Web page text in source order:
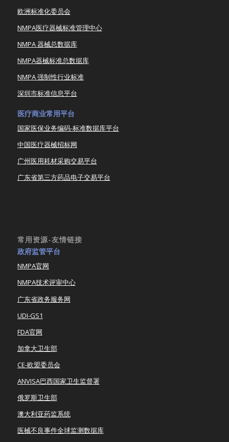
欧洲标准化委员会
NMPA医疗器械标准管理中心
NMPA 器械总数据库
NMPA器械标准总数据库
NMPA 强制性行业标准
深圳市标准信息平台
医疗商业常用平台
国家医保业务编码-标准数据库平台
中国医疗器械招标网
广州医用耗材采购交易平台
广东省第三方药品电子交易平台
常用资源-友情链接
政府监管平台
NMPA官网
NMPA技术评审中心
广东省政务服务网
UDI-GS1
FDA官网
加拿大卫生部
CE-欧盟委员会
ANVISA巴西国家卫生监督署
俄罗斯卫生部
澳大利亚药监系统
医械不良事件全球监测数据库